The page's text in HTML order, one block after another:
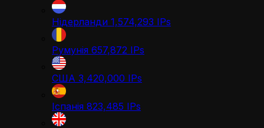
Нідерланди 1,574,293 IPs
Румунія 657,872 IPs
США 3,420,000 IPs
Іспанія 823,485 IPs